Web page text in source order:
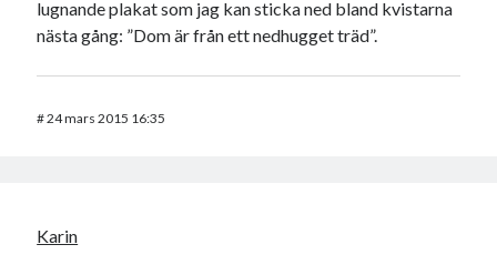
lugnande plakat som jag kan sticka ned bland kvistarna
nästa gång: ”Dom är från ett nedhugget träd”.
#24 mars 2015 16:35
Karin